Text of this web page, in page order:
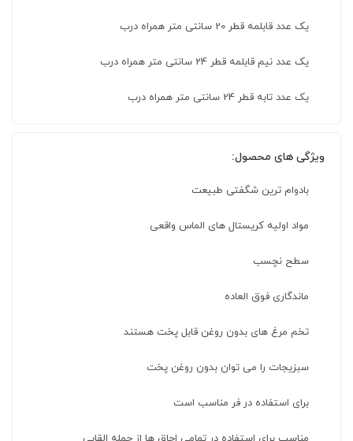
یک عدد قابلمه قطر 20 سانتی متر همراه درب
یک عدد نیم قابلمه قطر 24 سانتی متر همراه درب
یک عدد تابه قطر 24 سانتی متر همراه درب
ویژگی های محصول:
بادوام ترین شگفتی طبیعت
مواد اولیه کریستال های الماس واقعی
سطح نچسب
ماندگاری فوق العاده
تخم مرغ های بدون روغن قابل پخت هستند
سبزیجات را می توان بدون روغن پخت
برای استفاده در فر مناسب است